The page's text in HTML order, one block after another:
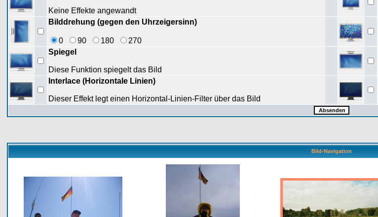
Keine Effekte angewandt
Bilddrehung (gegen den Uhrzeigersinn)
0 90 180 270
Spiegel
Diese Funktion spiegelt das Bild
Interlace (Horizontale Linien)
Dieser Effekt legt einen Horizontal-Linien-Filter über das Bild
Bild-Navigation